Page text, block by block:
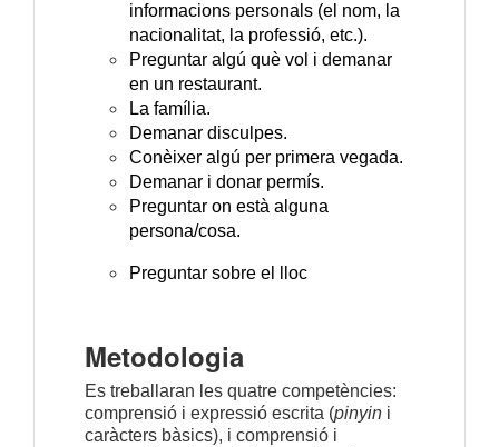
informacions personals (el nom, la
nacionalitat, la professió, etc.).
Preguntar algú què vol i demanar
en un restaurant.
La família.
Demanar disculpes.
Conèixer algú per primera vegada.
Demanar i donar permís.
Preguntar on està alguna
persona/cosa.
Preguntar sobre el lloc
Metodologia
Es treballaran les quatre competències:
comprensió i expressió escrita (pinyin i
caràcters bàsics), i comprensió i